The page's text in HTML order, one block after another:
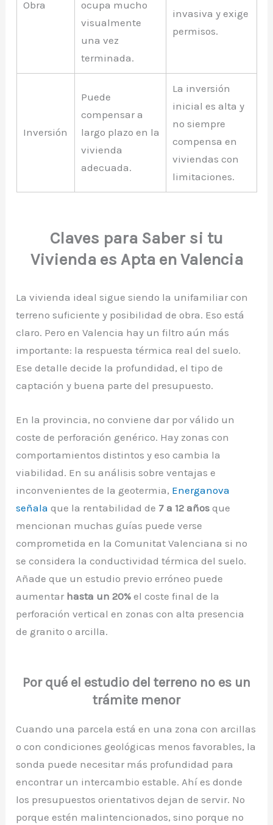
Obra
ocupa mucho
visualmente
una vez
terminada.
invasiva y exige
permisos.
Inversión
Puede
compensar a
largo plazo en la
vivienda
adecuada.
La inversión
inicial es alta y
no siempre
compensa en
viviendas con
limitaciones.
Claves para Saber si tu
Vivienda es Apta en Valencia
La vivienda ideal sigue siendo la unifamiliar con
terreno suficiente y posibilidad de obra. Eso está
claro. Pero en Valencia hay un filtro aún más
importante: la respuesta térmica real del suelo.
Ese detalle decide la profundidad, el tipo de
captación y buena parte del presupuesto.
En la provincia, no conviene dar por válido un
coste de perforación genérico. Hay zonas con
comportamientos distintos y eso cambia la
viabilidad. En su análisis sobre ventajas e
inconvenientes de la geotermia, Energanova
señala que la rentabilidad de 7 a 12 años que
mencionan muchas guías puede verse
comprometida en la Comunitat Valenciana si no
se considera la conductividad térmica del suelo.
Añade que un estudio previo erróneo puede
aumentar hasta un 20% el coste final de la
perforación vertical en zonas con alta presencia
de granito o arcilla.
Por qué el estudio del terreno no es un
trámite menor
Cuando una parcela está en una zona con arcillas
o con condiciones geológicas menos favorables, la
sonda puede necesitar más profundidad para
encontrar un intercambio estable. Ahí es donde
los presupuestos orientativos dejan de servir. No
porque estén malintencionados, sino porque no